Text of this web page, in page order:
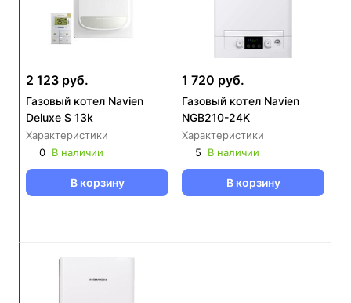
2 123 руб.
Газовый котел Navien
Deluxe S 13k
Характеристики
0 В наличии
В корзину
1 720 руб.
Газовый котел Navien
NGB210-24K
Характеристики
5
В наличии
В корзину